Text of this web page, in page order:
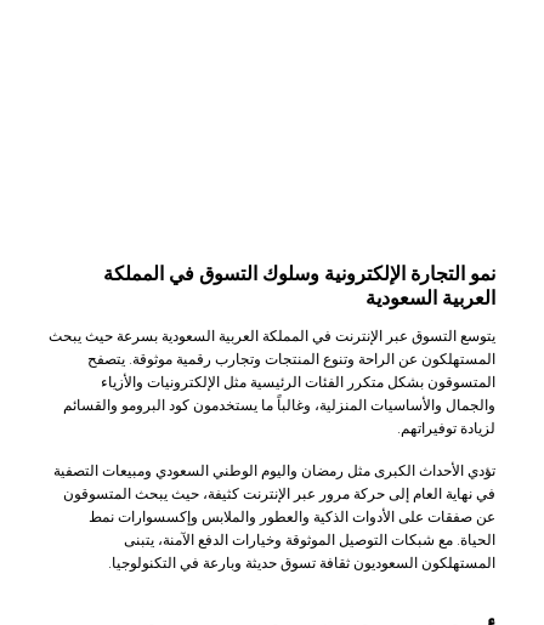
نمو التجارة الإلكترونية وسلوك التسوق في المملكة
العربية السعودية
يتوسع التسوق عبر الإنترنت في المملكة العربية السعودية بسرعة حيث يبحث
المستهلكون عن الراحة وتنوع المنتجات وتجارب رقمية موثوقة. يتصفح
المتسوقون بشكل متكرر الفئات الرئيسية مثل الإلكترونيات والأزياء
والجمال والأساسيات المنزلية، وغالباً ما يستخدمون كود البرومو والقسائم
لزيادة توفيراتهم.
تؤدي الأحداث الكبرى مثل رمضان واليوم الوطني السعودي ومبيعات التصفية
في نهاية العام إلى حركة مرور عبر الإنترنت كثيفة، حيث يبحث المتسوقون
عن صفقات على الأدوات الذكية والعطور والملابس وإكسسوارات نمط
الحياة. مع شبكات التوصيل الموثوقة وخيارات الدفع الآمنة، يتبنى
المستهلكون السعوديون ثقافة تسوق حديثة وبارعة في التكنولوجيا.